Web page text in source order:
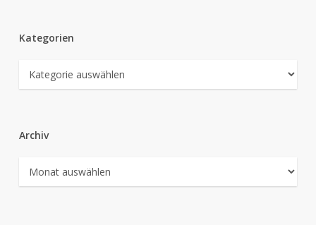
Kategorien
Kategorien
Archiv
Archiv